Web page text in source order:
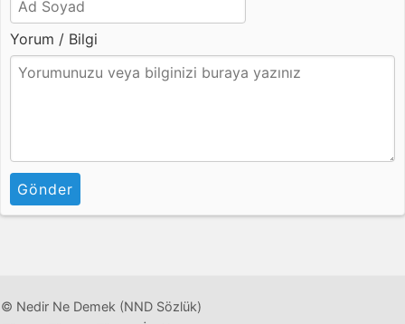
Yorum / Bilgi
Gönder
© Nedir Ne Demek (NND Sözlük)